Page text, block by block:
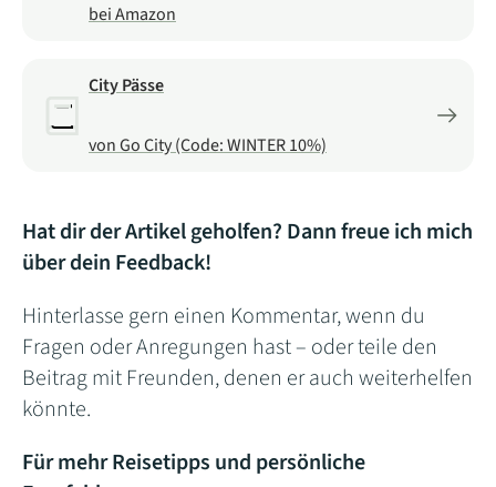
bei Amazon
City Pässe
von Go City (Code: WINTER 10%)
Hat dir der Artikel geholfen? Dann freue ich mich
über dein Feedback!
Hinterlasse gern einen Kommentar, wenn du
Fragen oder Anregungen hast – oder teile den
Beitrag mit Freunden, denen er auch weiterhelfen
könnte.
Für mehr Reisetipps und persönliche